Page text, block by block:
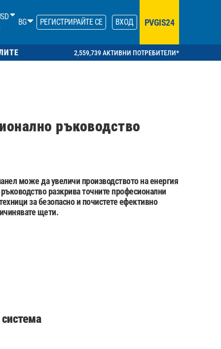
BG РЕГИСТРИРАЙТЕ СЕ ВХОД PVGIS24
2,559,739 АКТИВНИ ПОТРЕБИТЕЛИ*
ръководство
може да увеличи производството на енергия
разкрива точните професионални
за безопасно и почистете ефективно
щети.